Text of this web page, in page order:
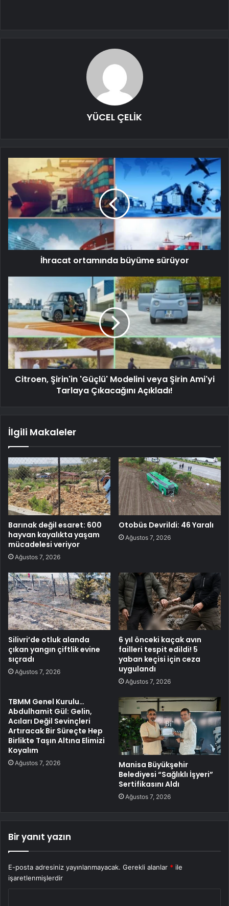
YÜCEL ÇELİK
İhracat ortamında büyüme sürüyor
Citroen, Şirin'in 'Güçlü' Modelini veya Şirin Ami'yi
Tarlaya Çıkacağını Açıkladı!
İlgili Makaleler
Barınak değil esaret: 600
hayvan kayalıkta yaşam
mücadelesi veriyor
Ağustos 7, 2026
Otobüs Devrildi: 46 Yaralı
Ağustos 7, 2026
Silivri’de otluk alanda
çıkan yangın çiftlik evine
sıçradı
Ağustos 7, 2026
6 yıl önceki kaçak avın
failleri tespit edildi! 5
yaban keçisi için ceza
uygulandı
Ağustos 7, 2026
TBMM Genel Kurulu…
Abdulhamit Gül: Gelin,
Acıları Değil Sevinçleri
Artıracak Bir Süreçte Hep
Birlikte Taşın Altına Elimizi
Koyalım
Ağustos 7, 2026
Manisa Büyükşehir
Belediyesi “Sağlıklı İşyeri”
Sertifikasını Aldı
Ağustos 7, 2026
Bir yanıt yazın
E-posta adresiniz yayınlanmayacak. Gerekli alanlar * ile
işaretlenmişlerdir